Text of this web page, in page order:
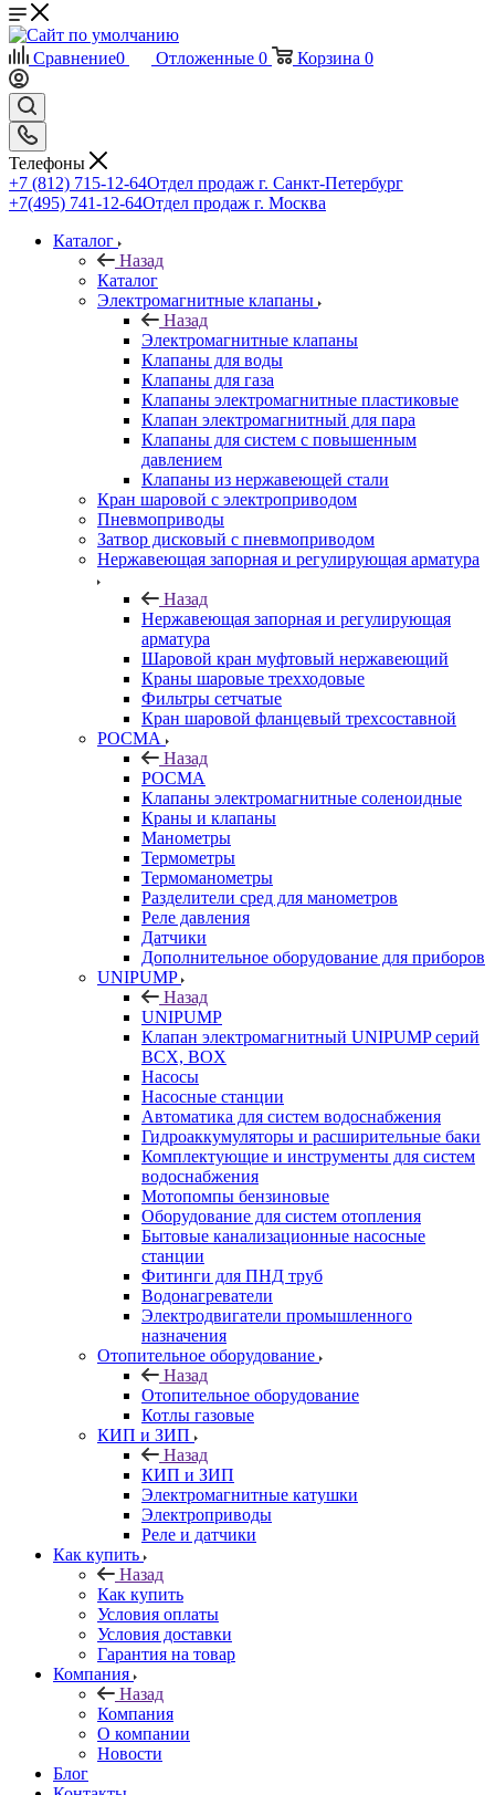
Сравнение0 Отложенные 0 Корзина 0
Телефоны
+7 (812) 715-12-64Отдел продаж г. Санкт-Петербург
+7(495) 741-12-64Отдел продаж г. Москва
Каталог
Назад
Каталог
Электромагнитные клапаны
Назад
Электромагнитные клапаны
Клапаны для воды
Клапаны для газа
Клапаны электромагнитные пластиковые
Клапан электромагнитный для пара
Клапаны для систем с повышенным
давлением
Клапаны из нержавеющей стали
Кран шаровой с электроприводом
Пневмоприводы
Затвор дисковый с пневмоприводом
Нержавеющая запорная и регулирующая арматура
Назад
Нержавеющая запорная и регулирующая
арматура
Шаровой кран муфтовый нержавеющий
Краны шаровые трехходовые
Фильтры сетчатые
Кран шаровой фланцевый трехсоставной
РОСМА
Назад
РОСМА
Клапаны электромагнитные соленоидные
Краны и клапаны
Манометры
Термометры
Термоманометры
Разделители сред для манометров
Реле давления
Датчики
Дополнительное оборудование для приборов
UNIPUMP
Назад
UNIPUMP
Клапан электромагнитный UNIPUMP серий
BCX, BOX
Насосы
Насосные станции
Автоматика для систем водоснабжения
Гидроаккумуляторы и расширительные баки
Комплектующие и инструменты для систем
водоснабжения
Мотопомпы бензиновые
Оборудование для систем отопления
Бытовые канализационные насосные
станции
Фитинги для ПНД труб
Водонагреватели
Электродвигатели промышленного
назначения
Отопительное оборудование
Назад
Отопительное оборудование
Котлы газовые
КИП и ЗИП
Назад
КИП и ЗИП
Электромагнитные катушки
Электроприводы
Реле и датчики
Как купить
Назад
Как купить
Условия оплаты
Условия доставки
Гарантия на товар
Компания
Назад
Компания
О компании
Новости
Блог